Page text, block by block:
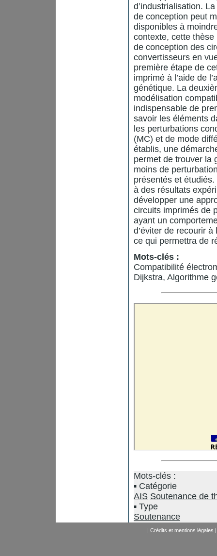
d’industrialisation.
de conception peut
disponibles à
contexte, cette thèse
de conception des
convertisseurs en
première étape de
imprimé à l’aide de
génétique. La
modélisation
indispensable de
savoir les éléments
les perturbations
(MC) et de mode
établis, une
permet de trouver la
moins de
présentés et
à des résultats
développer une
circuits imprimés de
ayant un
d’éviter de recourir
ce qui permettra de
Mots-clés :
Compatibilité
Dijkstra, Algorithme
Mots-clés :
Catégorie
AIS Soutenance de
Type
Soutenance
| Crédits et mentions légales